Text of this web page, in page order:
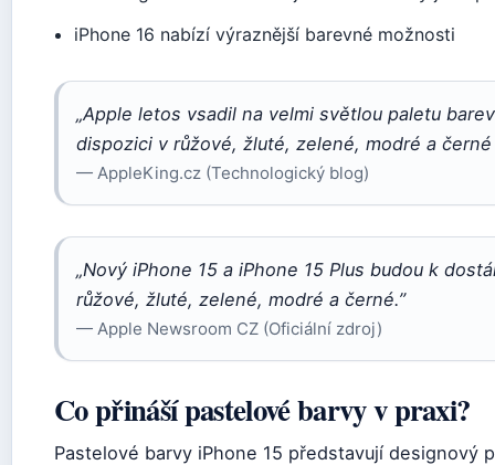
iPhone 16 nabízí výraznější barevné možnosti
„Apple letos vsadil na velmi světlou paletu
dispozici v růžové, žluté, zelené, modré a černé
— AppleKing.cz (Technologický blog)
„Nový iPhone 15 a iPhone 15 Plus budou k
růžové, žluté, zelené, modré a černé.”
— Apple Newsroom CZ (Oficiální zdroj)
Co přináší pastelové barvy v praxi?
Pastelové barvy iPhone 15 představují designový